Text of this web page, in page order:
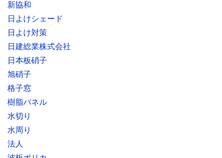
新協和
日よけシェード
日よけ対策
日建総業株式会社
日本板硝子
旭硝子
格子窓
樹脂パネル
水切り
水周り
法人